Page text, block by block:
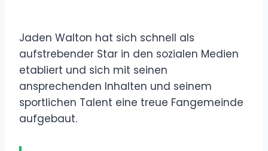
Jaden Walton hat sich schnell als
aufstrebender Star in den sozialen Medien
etabliert und sich mit seinen
ansprechenden Inhalten und seinem
sportlichen Talent eine treue Fangemeinde
aufgebaut.